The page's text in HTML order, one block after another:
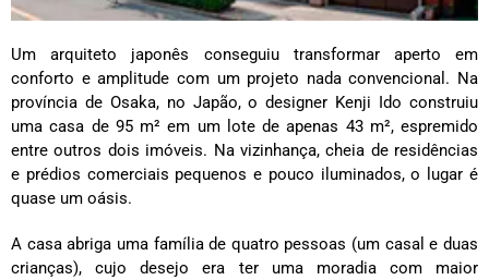
Um arquiteto japonês conseguiu transformar aperto em
conforto e amplitude com um projeto nada convencional. Na
província de Osaka, no Japão, o designer Kenji Ido construiu
uma casa de 95 m² em um lote de apenas 43 m², espremido
entre outros dois imóveis. Na vizinhança, cheia de residências
e prédios comerciais pequenos e pouco iluminados, o lugar é
quase um oásis.
A casa abriga uma família de quatro pessoas (um casal e duas
crianças), cujo desejo era ter uma moradia com maior